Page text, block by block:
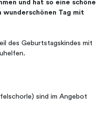
und hat so eine schöne
wunderschönen Tag mit
des Geburtstagskindes mit
sind im Angebot